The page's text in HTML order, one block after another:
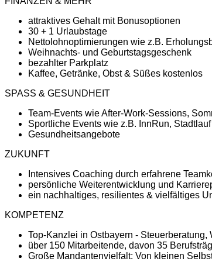
attraktives Gehalt mit Bonusoptionen
30 + 1 Urlaubstage
Nettolohnoptimierungen wie z.B.
Weihnachts- und Geburtstagsgeschenk
bezahlter Parkplatz
Kaffee, Getränke, Obst & Süßes kostenlos
SPASS & GESUNDHEIT
Team-Events wie After-Work-Sessions,
Sportliche Events wie z.B. InnRun, Stadtlauf
Gesundheitsangebote
ZUKUNFT
Intensives Coaching durch erfahrene
persönliche Weiterentwicklung und
ein nachhaltiges, resilientes & vielfältiges
KOMPETENZ
Top-Kanzlei in Ostbayern -
über 150 Mitarbeitende, davon 35
Große Mandantenvielfalt: Von kleinen